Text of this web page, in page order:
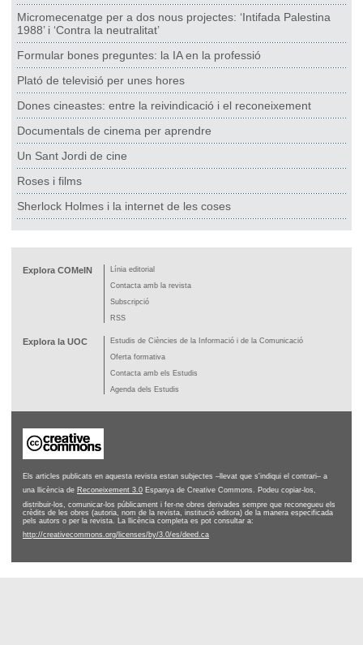
Micromecenatge per a dos nous projectes: ‘Intifada Palestina
1988’ i ‘Contra la neutralitat’
Formular bones preguntes: la IA en la professió
Plató de televisió per unes hores
Dones cineastes: entre la reivindicació i el reconeixement
Documentals de cinema per aprendre
Un Sant Jordi de cine
Roses i films
Sherlock Holmes i la internet de les coses
Explora COMeIN
Línia editorial
Contacta amb la revista
Subscripció
RSS
Explora la UOC
Estudis de Ciències de la Informació i de la Comunicació
Oferta formativa
Contacta amb els Estudis
Agenda dels Estudis
Els articles publicats en aquesta revista estan subjectes –llevat que s'indiqui el contrari– a
una llicència de Reconeixement 3.0 Espanya de Creative Commons. Podeu copiar-los,
distribuir-los, comunicar-los públicament i fer-ne obres derivades sempre que reconegueu els
crèdits de les obres (autoria, nom de la revista, institució editora) de la manera especificada
pels autors o per la revista. La llicència completa es pot consultar a:
http://creativecommons.org/licenses/by/3.0/es/deed.ca